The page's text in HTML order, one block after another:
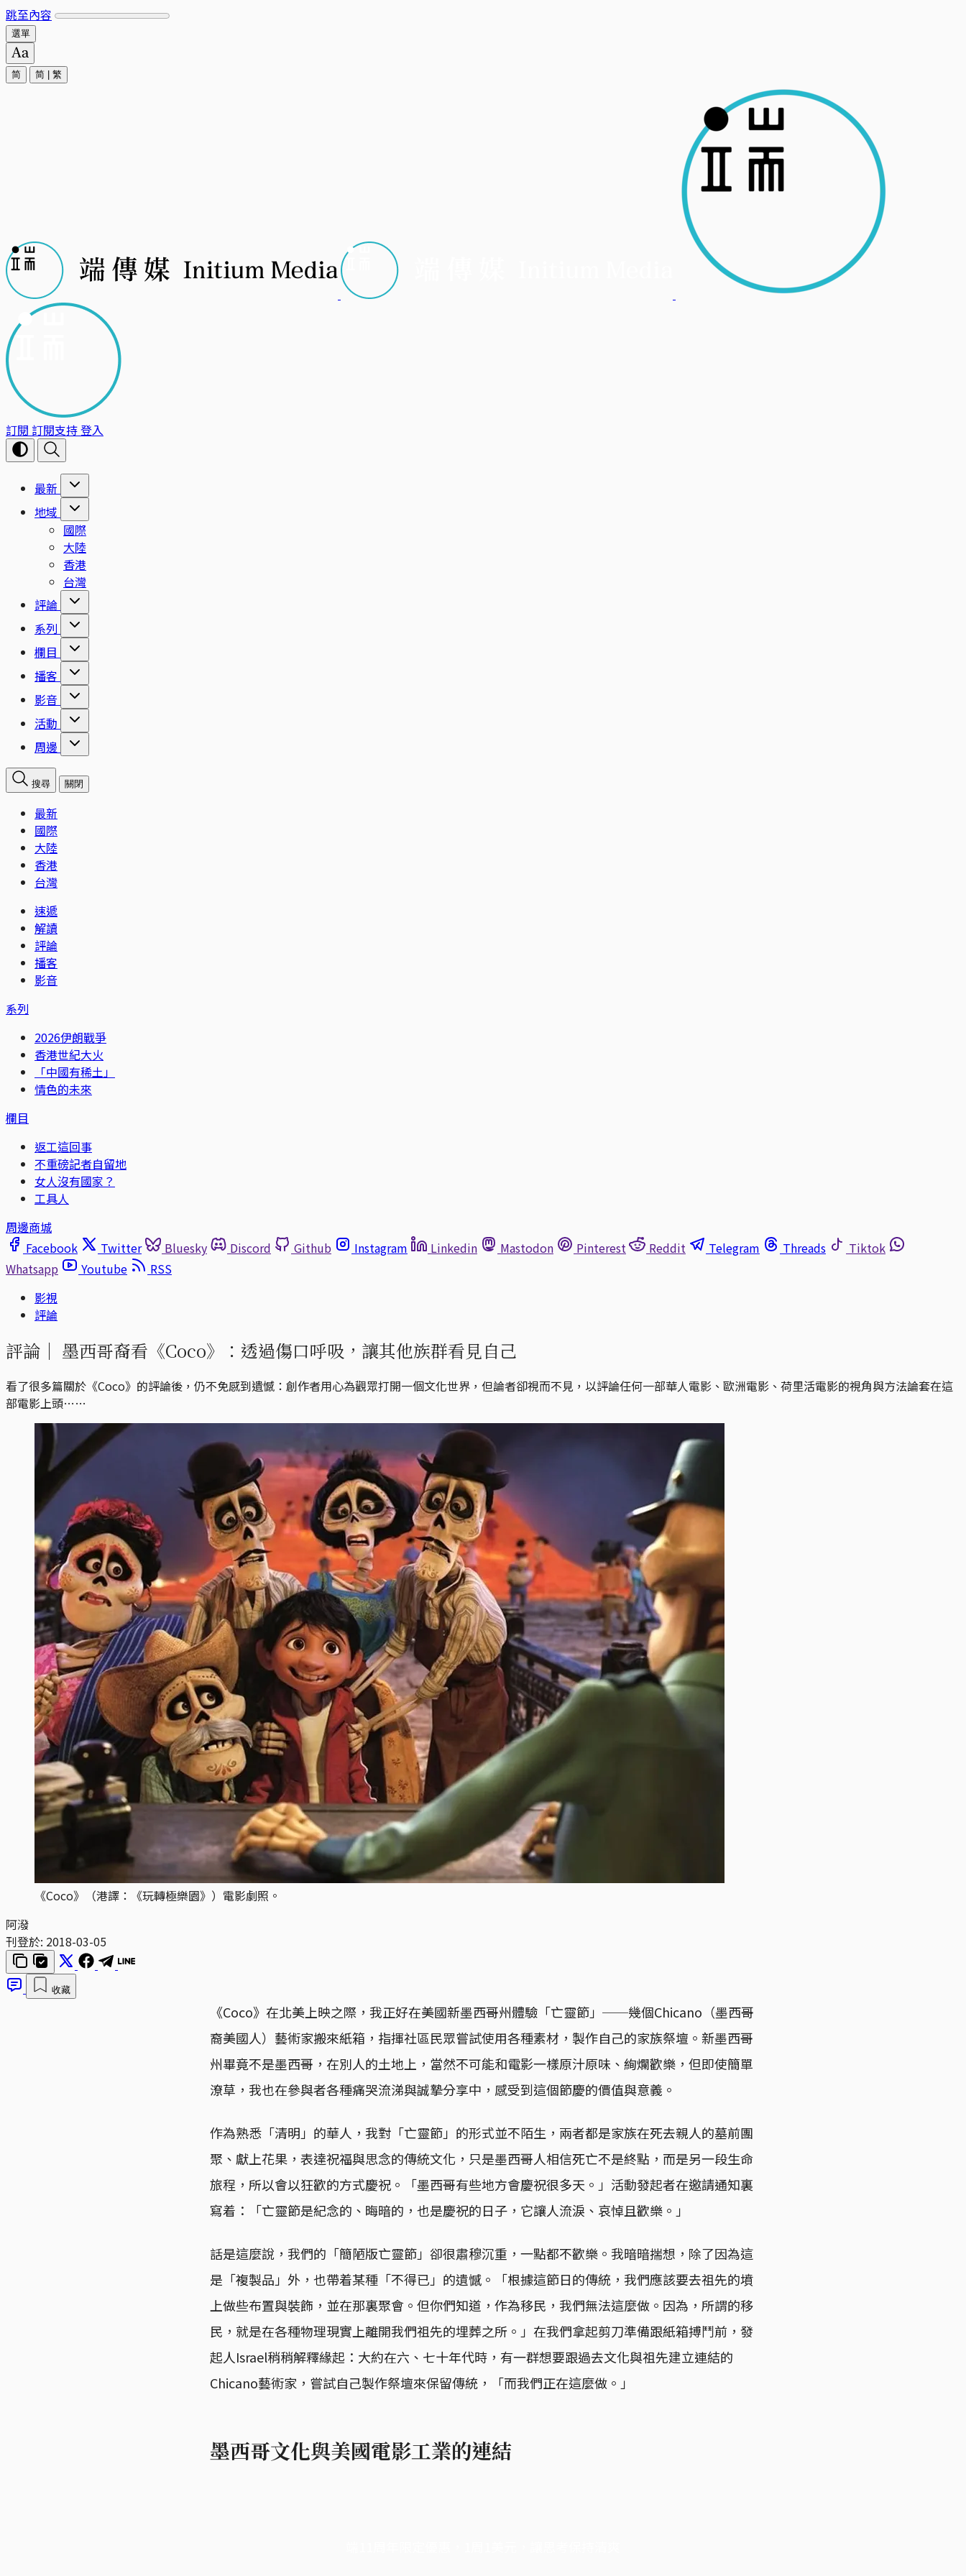
跳至內容
選單
简 简 繁
訂閱 訂閱支持登入
最新
地域
國際
大陸
香港
台灣
評論
系列
欄目
播客
影音
活動
周邊
搜尋 關閉
最新
國際
大陸
香港
台灣
速遞
解讀
評論
播客
影音
系列
2026伊朗戰爭
香港世紀大火
「中國有稀土」
情色的未來
欄目
返工這回事
不重磅記者自留地
女人沒有國家？
工具人
周邊商城
Facebook
Twitter Bluesky Discord Github Instagram Linkedin Mastodon Pinterest Reddit Telegram Threads
Tiktok
Whatsapp
Youtube
RSS
影視
評論
評論｜ 墨西哥裔看《Coco》：透過傷口呼吸，讓其他族群看見自己
看了很多篇關於《Coco》的評論後，仍不免感到遺憾：創作者用心為觀眾打開一個文化世界，但論者卻視而不見，以評論任何一部華人電影、歐洲電影、荷里活電影的視角與方法論套在這
部電影上頭……
《Coco》（港譯：《玩轉極樂園》）電影劇照。
阿潑
刊登於: 2018-03-05
收藏
《Coco》在北美上映之際，我正好在美國新墨西哥州體驗「亡靈節」──幾個Chicano（墨西哥
裔美國人）藝術家搬來紙箱，指揮社區民眾嘗試使用各種素材，製作自己的家族祭壇。新墨西哥
州畢竟不是墨西哥，在別人的土地上，當然不可能和電影一樣原汁原味、絢爛歡樂，但即使簡單
潦草，我也在參與者各種痛哭流涕與誠摯分享中，感受到這個節慶的價值與意義。
作為熟悉「清明」的華人，我對「亡靈節」的形式並不陌生，兩者都是家族在死去親人的墓前團
聚、獻上花果，表達祝福與思念的傳統文化，只是墨西哥人相信死亡不是終點，而是另一段生命
旅程，所以會以狂歡的方式慶祝。「墨西哥有些地方會慶祝很多天。」活動發起者在邀請通知裏
寫着：「亡靈節是紀念的、晦暗的，也是慶祝的日子，它讓人流淚、哀悼且歡樂。」
話是這麼說，我們的「簡陋版亡靈節」卻很肅穆沉重，一點都不歡樂。我暗暗揣想，除了因為這
是「複製品」外，也帶着某種「不得已」的遺憾。「根據這節日的傳統，我們應該要去祖先的墳
上做些布置與裝飾，並在那裏聚會。但你們知道，作為移民，我們無法這麼做。因為，所謂的移
民，就是在各種物理現實上離開我們祖先的埋葬之所。」在我們拿起剪刀準備跟紙箱搏鬥前，發
起人Israel稍稍解釋緣起：大約在六、七十年代時，有一群想要跟過去文化與祖先建立連結的
Chicano藝術家，嘗試自己製作祭壇來保留傳統，「而我們正在這麼做。」
墨西哥文化與美國電影工業的連結